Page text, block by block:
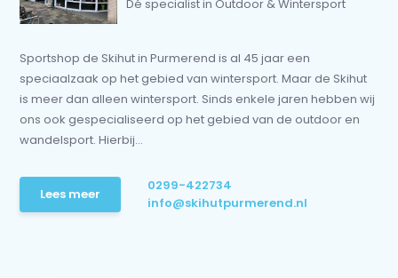
Dé specialist in Outdoor & Wintersport
Sportshop de Skihut in Purmerend is al 45 jaar een
speciaalzaak op het gebied van wintersport. Maar de Skihut
is meer dan alleen wintersport. Sinds enkele jaren hebben wij
ons ook gespecialiseerd op het gebied van de outdoor en
wandelsport. Hierbij...
Lees meer
0299-422734
info@skihutpurmerend.nl